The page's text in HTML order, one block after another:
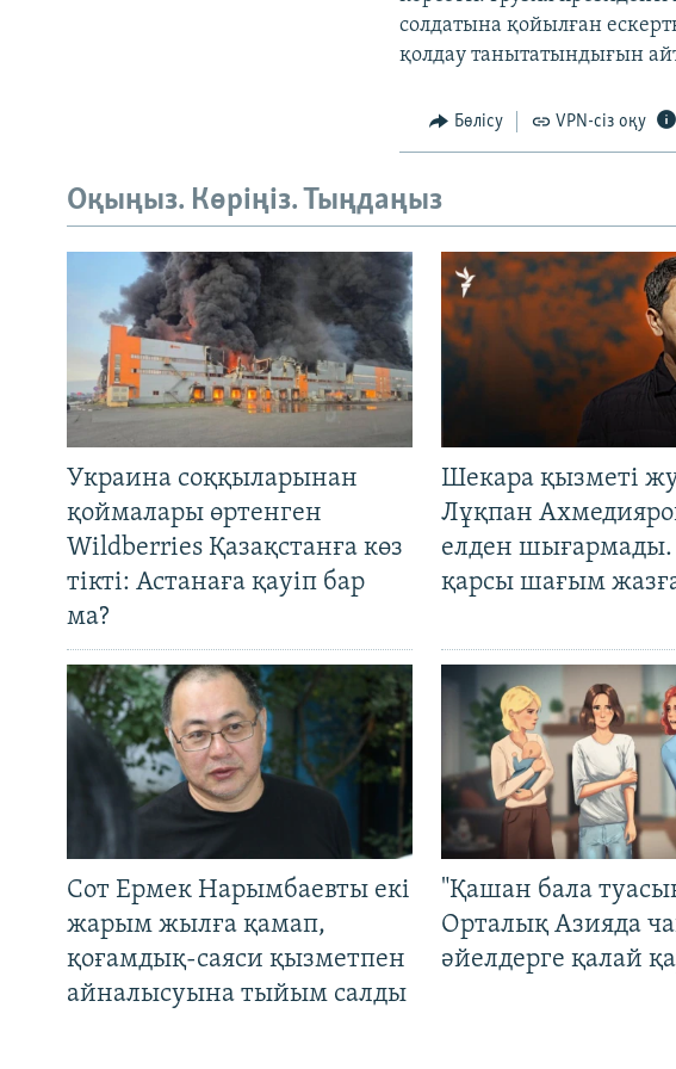
солдатына қойылған
қолдау танытатындығын
Бөлісу VPN-сіз оқу
Оқыңыз. Көріңіз. Тыңдаңыз
Украина соққыларынан
қоймалары өртенген
Wildberries Қазақстанға көз
тікті: Астанаға қауіп бар
ма?
Шекара қызметі
Лұқпан
елден шығармады.
қарсы шағым
Сот Ермек Нарымбаевты екі
жарым жылға қамап,
қоғамдық-саяси қызметпен
айналысуына тыйым салды
"Қашан бала
Орталық Азияда
әйелдерге қалай